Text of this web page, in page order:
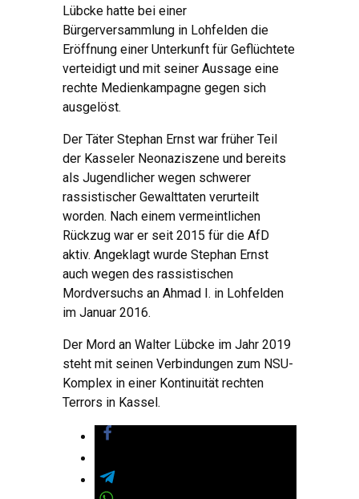
Lübcke hatte bei einer
Bürgerversammlung in Lohfelden die
Eröffnung einer Unterkunft für Geflüchtete
verteidigt und mit seiner Aussage eine
rechte Medienkampagne gegen sich
ausgelöst.
Der Täter Stephan Ernst war früher Teil
der Kasseler Neonaziszene und bereits
als Jugendlicher wegen schwerer
rassistischer Gewalttaten verurteilt
worden. Nach einem vermeintlichen
Rückzug war er seit 2015 für die AfD
aktiv. Angeklagt wurde Stephan Ernst
auch wegen des rassistischen
Mordversuchs an Ahmad I. in Lohfelden
im Januar 2016.
Der Mord an Walter Lübcke im Jahr 2019
steht mit seinen Verbindungen zum NSU-
Komplex in einer Kontinuität rechten
Terrors in Kassel.